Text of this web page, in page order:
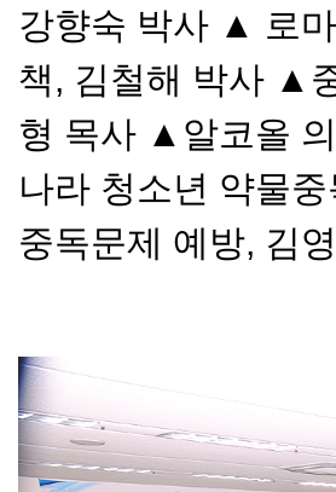
강향숙 박사 ▲ 로
책, 김철해 박사 ▲
형 목사 ▲알코올
나라 청소년 약물
중독문제 예방, 김